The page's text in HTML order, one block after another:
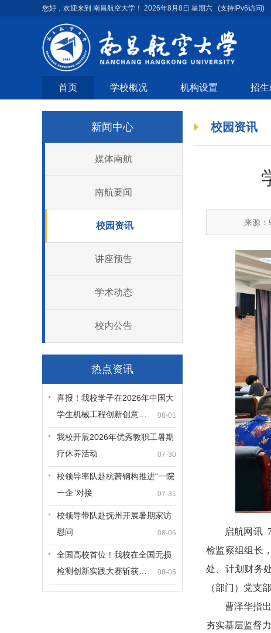
您好，欢迎来到 南昌航空大学！ 2026年8月8日 星期六 (支持IPv6访问)
首页 学校概况 机构设置 招生
新闻中心
媒体南航
南航要闻
校园资讯
讲座预告
学术动态
校内公告
热点资讯
08-01
喜报！我校学子在2026年中国大
学生机械工程创新创意…
07-30
我校开展2026年优秀教职工暑期
疗休养活动
07-31
校领导率队赴杭萧钢构推进“一院
一企”对接
08-06
校领导带队赴抚州开展暑期家访
慰问
08-05
全国高校首位！我校在全国无损
检测创新实践大赛斩获…
校园资讯
来源：
启航网讯
检监察组组长
处、计划财务
（部门）党支
曹泽华指
夯实基层监督